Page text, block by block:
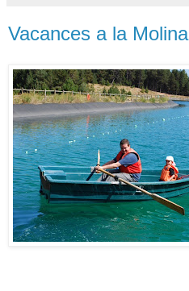
Vacances a la Molina